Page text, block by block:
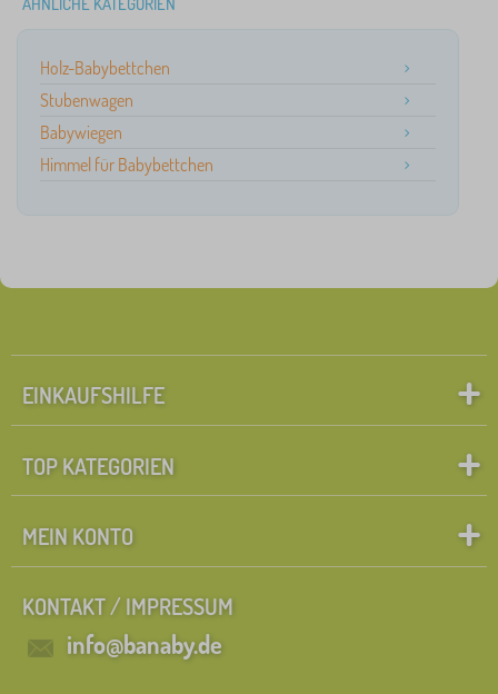
Holz-Babybettchen
Stubenwagen
Babywiegen
Himmel für Babybettchen
EINKAUFSHILFE
TOP KATEGORIEN
MEIN KONTO
KONTAKT / IMPRESSUM
info@banaby.de